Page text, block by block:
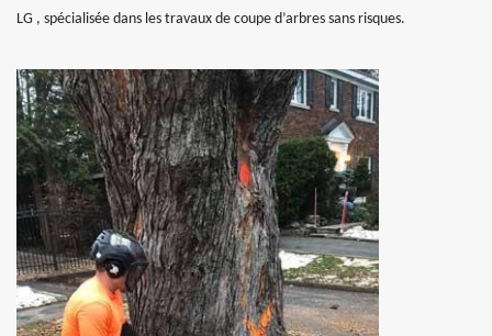
LG , spécialisée dans les travaux de coupe d’arbres sans risques.